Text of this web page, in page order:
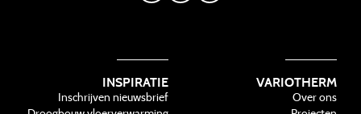
INSPIRATIE
Inschrijven nieuwsbrief
VARIOTHERM
Over ons